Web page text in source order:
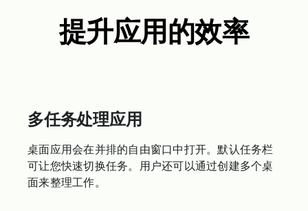
提升应用的效率
多任务处理应用
桌面应用会在并排的自由窗口中打开。默认任务栏
可让您快速切换任务。用户还可以通过创建多个桌
面来整理工作。